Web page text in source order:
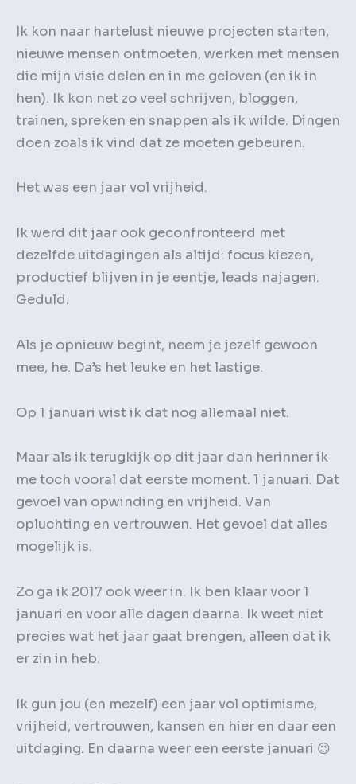
Ik kon naar hartelust nieuwe projecten starten,
nieuwe mensen ontmoeten, werken met mensen
die mijn visie delen en in me geloven (en ik in
hen). Ik kon net zo veel schrijven, bloggen,
trainen, spreken en snappen als ik wilde. Dingen
doen zoals ik vind dat ze moeten gebeuren.
Het was een jaar vol vrijheid.
Ik werd dit jaar ook geconfronteerd met
dezelfde uitdagingen als altijd: focus kiezen,
productief blijven in je eentje, leads najagen.
Geduld.
Als je opnieuw begint, neem je jezelf gewoon
mee, he. Da’s het leuke en het lastige.
Op 1 januari wist ik dat nog allemaal niet.
Maar als ik terugkijk op dit jaar dan herinner ik
me toch vooral dat eerste moment. 1 januari. Dat
gevoel van opwinding en vrijheid. Van
opluchting en vertrouwen. Het gevoel dat alles
mogelijk is.
Zo ga ik 2017 ook weer in. Ik ben klaar voor 1
januari en voor alle dagen daarna. Ik weet niet
precies wat het jaar gaat brengen, alleen dat ik
er zin in heb.
Ik gun jou (en mezelf) een jaar vol optimisme,
vrijheid, vertrouwen, kansen en hier en daar een
uitdaging. En daarna weer een eerste januari 😉